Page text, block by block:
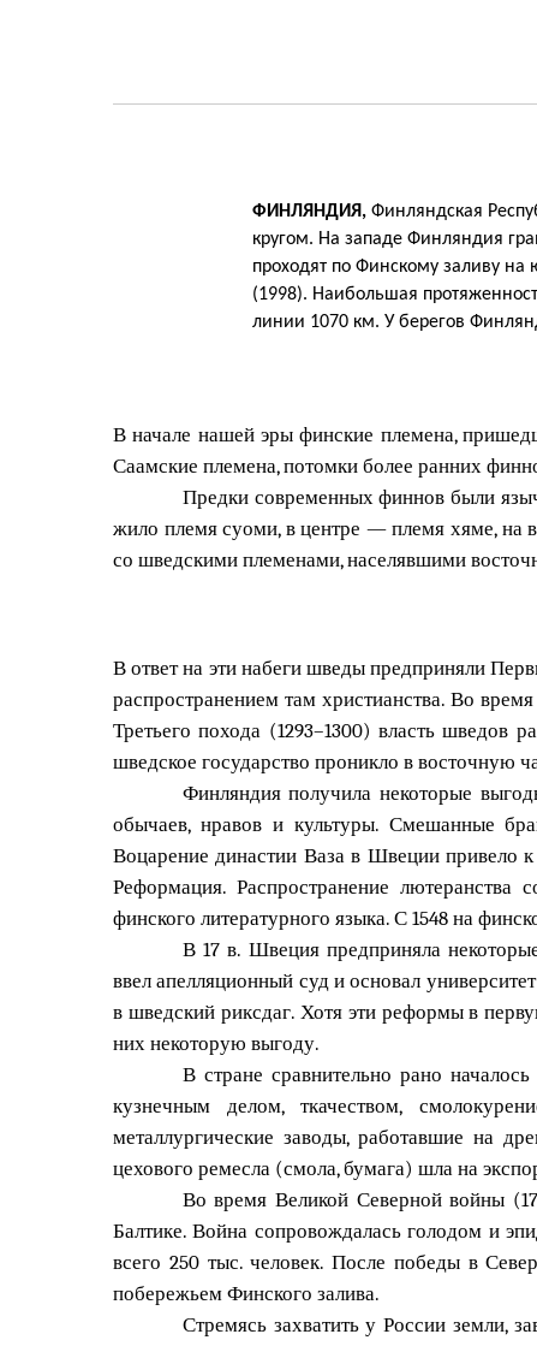
ФИНЛЯНДИЯ,Финляндская
кругом. На западе Финляндия
проходят по Финскому заливу
(1998). Наибольшая
линии 1070 км. У берегов
В начале нашей эры финские племена,
Саамские племена, потомки более ранних
Предки современных финнов были
жило племя суоми, в центре — племя хяме, на
со шведскими племенами, населявшими
В ответ на эти набеги шведы предприняли
распространением там христианства. Во
Третьего похода (1293–1300) власть шведов
шведское государство проникло в восточную
Финляндия получила некоторые
обычаев, нравов и культуры. Смешанные
Воцарение династии Ваза в Швеции привело
Реформация. Распространение лютеранства
финского литературного языка. С 1548 на
В 17 в. Швеция предприняла
ввел апелляционный суд и основал
в шведский риксдаг. Хотя эти реформы в
них некоторую выгоду.
В стране сравнительно рано
кузнечным делом, ткачеством,
металлургические заводы, работавшие на
цехового ремесла (смола, бумага) шла на
Во время Великой Северной войны
Балтике. Война сопровождалась голодом и
всего 250 тыс. человек. После победы в
побережьем Финского залива.
Стремясь захватить у России земли,